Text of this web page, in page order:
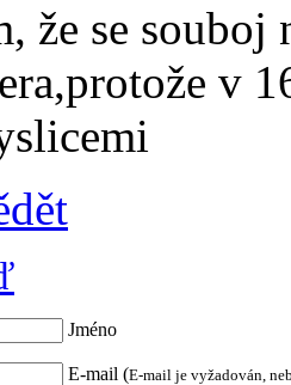
že se souboj
v
Jméno
E-mail (E-mail je vyžadován,